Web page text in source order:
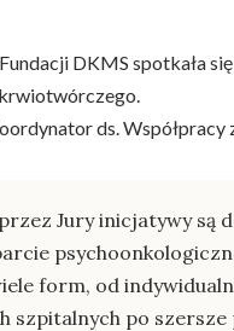
DKMS spotkała
ds.
Jury inicjatywy są
form, od
szpitalnych po